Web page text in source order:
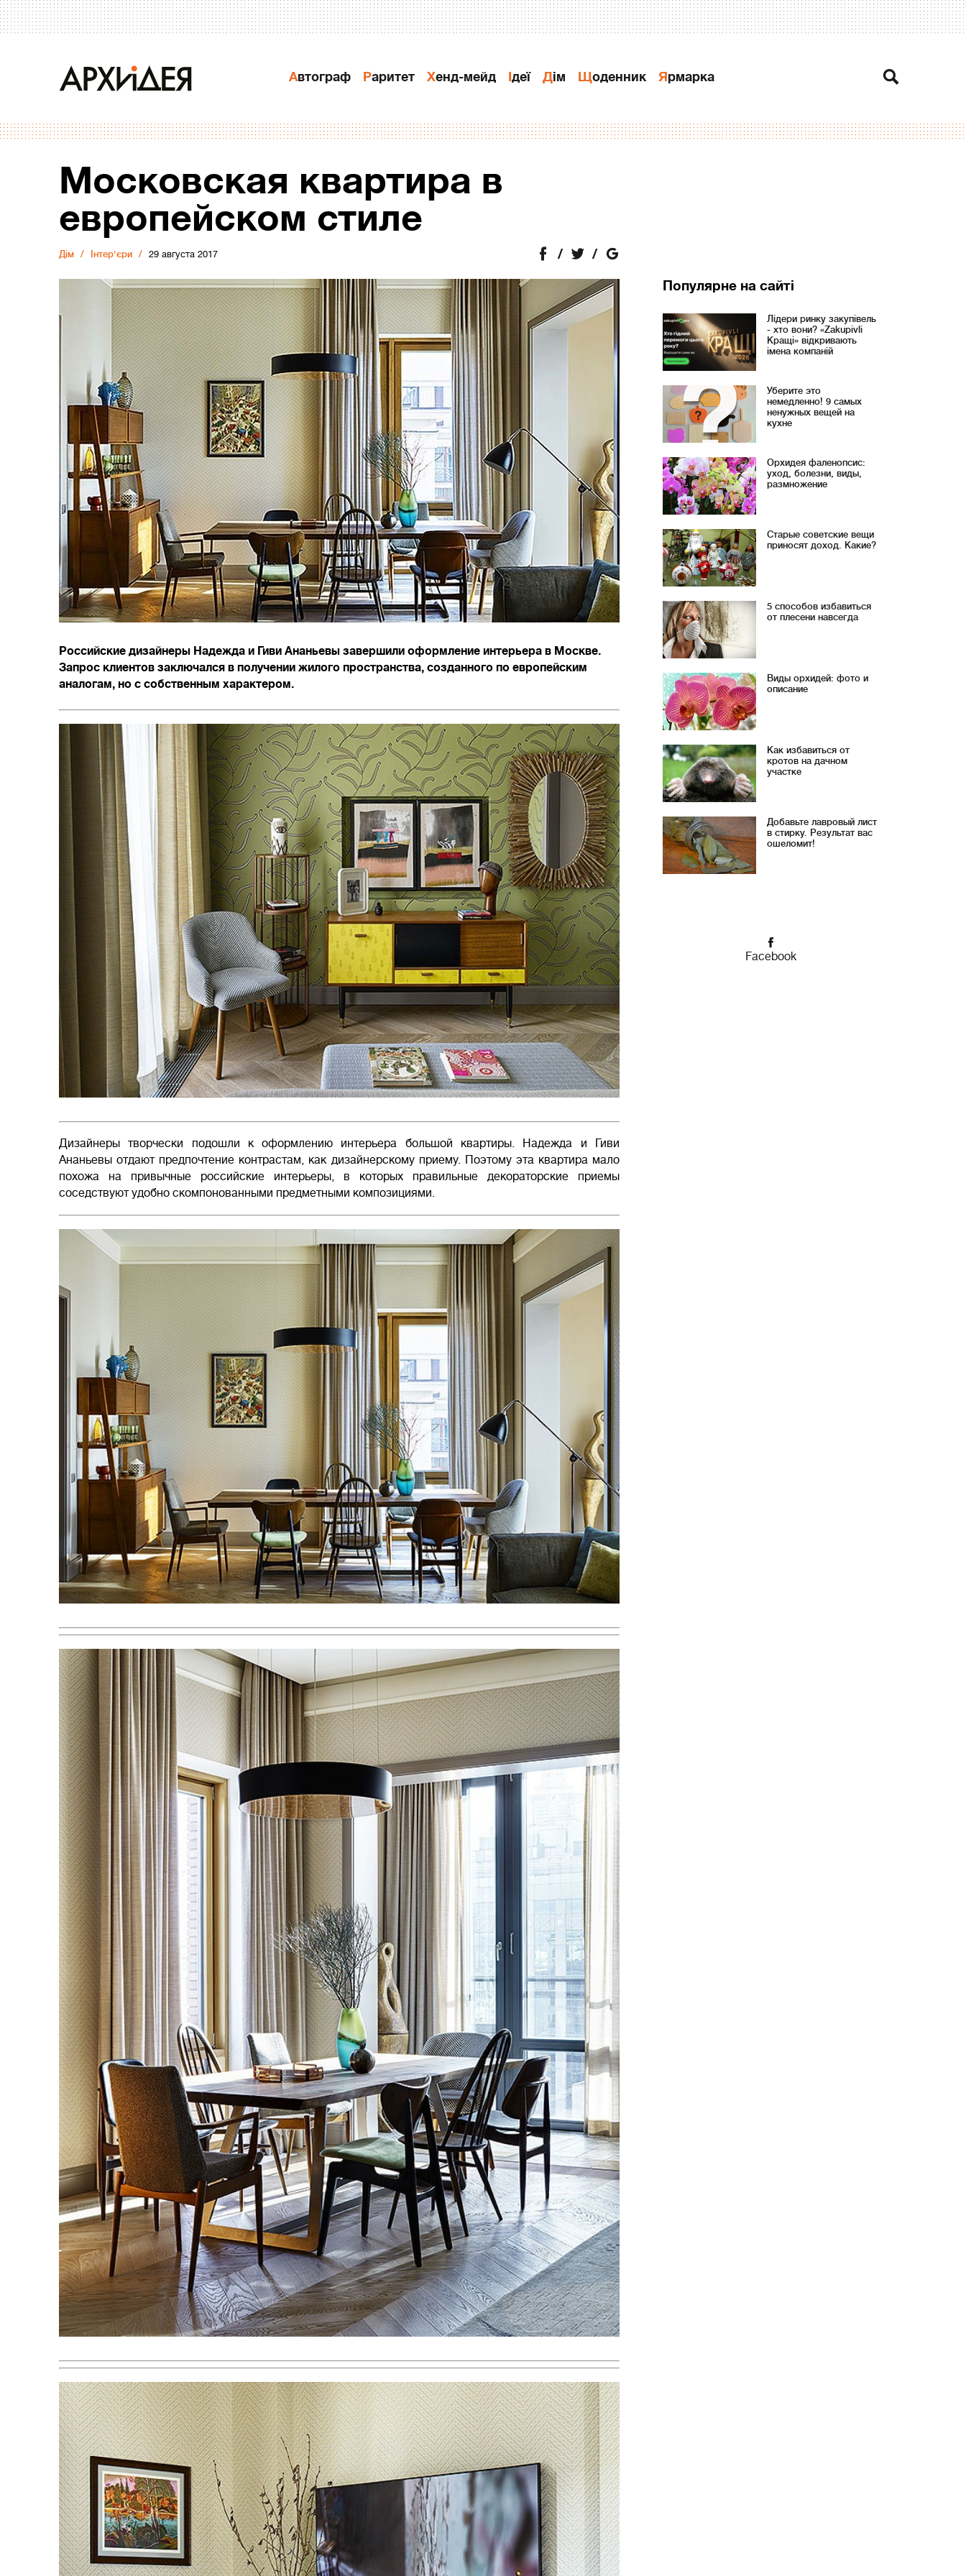
Автограф Раритет Хенд-мейд Ідеї Дiм Щоденник Ярмарка
Московская квартира в
европейском стиле
Дiм Інтер'єри 29 августа 2017
Российские дизайнеры Надежда и Гиви Ананьевы завершили оформление интерьера в Москве.
Запрос клиентов заключался в получении жилого пространства, созданного по европейским
аналогам, но с собственным характером.
Дизайнеры творчески подошли к оформлению интерьера большой квартиры. Надежда и Гиви
Ананьевы отдают предпочтение контрастам, как дизайнерскому приему. Поэтому эта квартира мало
похожа на привычные российские интерьеры, в которых правильные декораторские приемы
соседствуют удобно скомпонованными предметными композициями.
Популярне на сайті
Лідери ринку закупівель
- хто вони? «Zakupivli
Кращі» відкривають
імена компаній
Уберите это
немедленно! 9 самых
ненужных вещей на
кухне
Орхидея фаленопсис:
уход, болезни, виды,
размножение
Старые советские вещи
приносят доход. Какие?
5 способов избавиться
от плесени навсегда
Виды орхидей: фото и
описание
Как избавиться от
кротов на дачном
участке
Добавьте лавровый лист
в стирку. Результат вас
ошеломит!
Facebook